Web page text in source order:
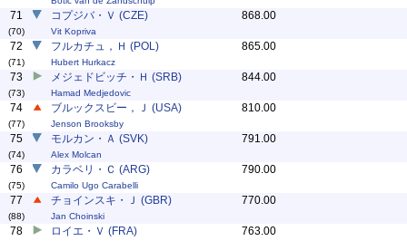
71
(70)
コプジバ・Ｖ (CZE)
Vit Kopriva
868.00
72
(71)
フルカチュ，Ｈ (POL)
Hubert Hurkacz
865.00
73
(73)
メジェドビッチ・Ｈ (SRB)
Hamad Medjedovic
844.00
74
(77)
ブルックスビー，Ｊ (USA)
Jenson Brooksby
810.00
75
(74)
モルカン・Ａ (SVK)
Alex Molcan
791.00
76
(75)
カラベリ・Ｃ (ARG)
Camilo Ugo Carabelli
790.00
77
(88)
チョインスキ・Ｊ (GBR)
Jan Choinski
770.00
78 ロイエ・Ｖ (FRA) 763.00